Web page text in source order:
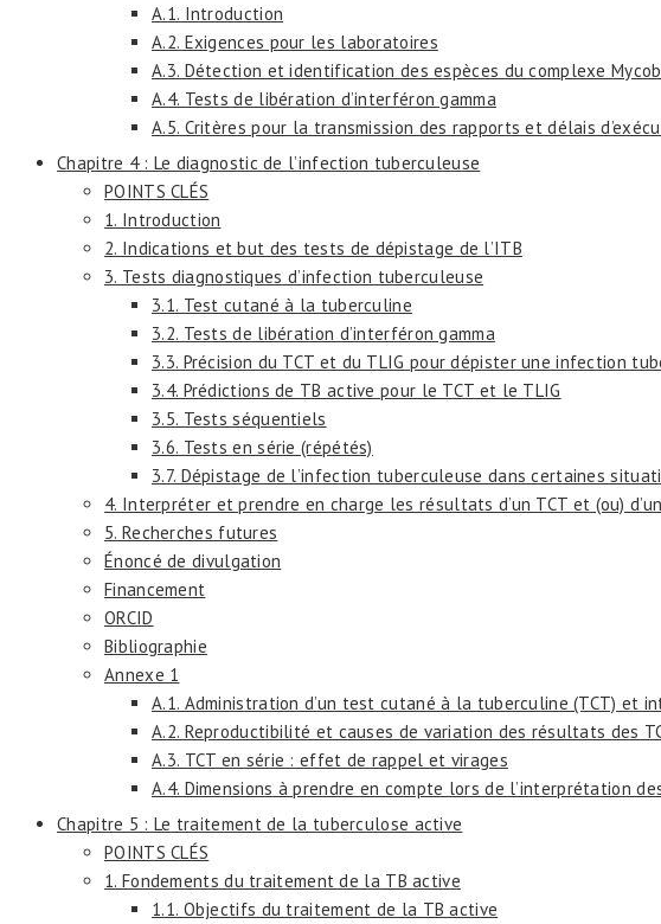
A.1. Introduction
A.2. Exigences pour les laboratoires
A.3. Détection et identification des espèces du complexe
A.4. Tests de libération d’interféron gamma
A.5. Critères pour la transmission des rapports et délais
Chapitre 4 : Le diagnostic de l’infection tuberculeuse
POINTS CLÉS
1. Introduction
2. Indications et but des tests de dépistage de l’ITB
3. Tests diagnostiques d’infection tuberculeuse
3.1. Test cutané à la tuberculine
3.2. Tests de libération d’interféron gamma
3.3. Précision du TCT et du TLIG pour dépister une infection
3.4. Prédictions de TB active pour le TCT et le TLIG
3.5. Tests séquentiels
3.6. Tests en série (répétés)
3.7. Dépistage de l’infection tuberculeuse dans certaines
4. Interpréter et prendre en charge les résultats d’un TCT et (ou)
5. Recherches futures
Énoncé de divulgation
Financement
ORCID
Bibliographie
Annexe 1
A.1. Administration d’un test cutané à la tuberculine (TCT) et
A.2. Reproductibilité et causes de variation des résultats des
A.3. TCT en série : effet de rappel et virages
A.4. Dimensions à prendre en compte lors de l’interprétation
Chapitre 5 : Le traitement de la tuberculose active
POINTS CLÉS
1. Fondements du traitement de la TB active
1.1. Objectifs du traitement de la TB active